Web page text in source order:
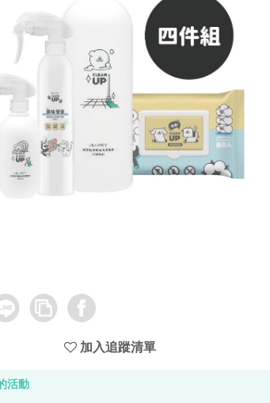
Copy
Link
Facebook
加入追蹤清單
活動